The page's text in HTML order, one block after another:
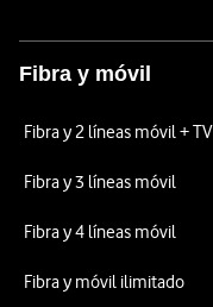
Fibra y móvil
Fibra y 2 líneas móvil + TV
Fibra y 3 líneas móvil
Fibra y 4 líneas móvil
Fibra y móvil ilimitado